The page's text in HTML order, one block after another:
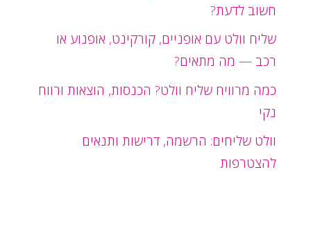
חשוב לדעת?
שליח וולט עם אופניים, קורקינט, אופנוע או
רכב — מה מתאים?
כמה מרוויח שליח וולט? הכנסות, הוצאות ורווח
נקי
וולט שליחים: הרשמה, דרישות ותנאים
להצטרפות